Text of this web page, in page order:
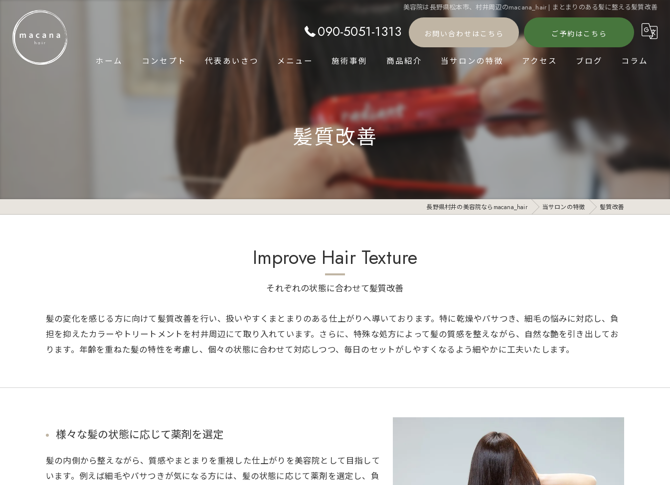
美容院は長野県松本市、村井周辺のmacana_hair | まとまりのある髪に整える髪質改善
090-5051-1313 お問い合わせはこちら ご予約はこちら
ホーム コンセプト 代表あいさつ メニュー 施術事例 商品紹介 当サロンの特徴
髪質改善
縮毛矯正
ショートヘア
アクセス ブログ コラム
髪質改善
長野県村井の美容院ならmacana_hair 当サロンの特徴 髪質改善
それぞれの状態に合わせて髪質改善
Improve Hair Texture
髪の変化を感じる方に向けて髪質改善を行い、扱いやすくまとまりのある仕上がりへ導いております。特に乾燥やパサつき、細毛の悩みに対応し、負
担を抑えたカラーやトリートメントを村井周辺にて取り入れています。さらに、特殊な処方によって髪の質感を整えながら、自然な艶を引き出してお
ります。年齢を重ねた髪の特性を考慮し、個々の状態に合わせて対応しつつ、毎日のセットがしやすくなるよう細やかに工夫いたします。
様々な髪の状態に応じて薬剤を選定
髪の内側から整えながら、質感やまとまりを重視した仕上がりを美容院として目指して
います。例えば細毛やパサつきが気になる方には、髪の状態に応じて薬剤を選定し、負